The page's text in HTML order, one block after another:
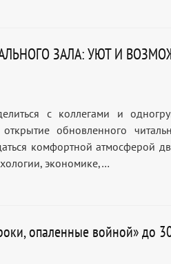
ЗАЛА: УЮТ И
с коллегами и
обновленного
комфортной атмосферой
экономике,…
опаленные войной» до